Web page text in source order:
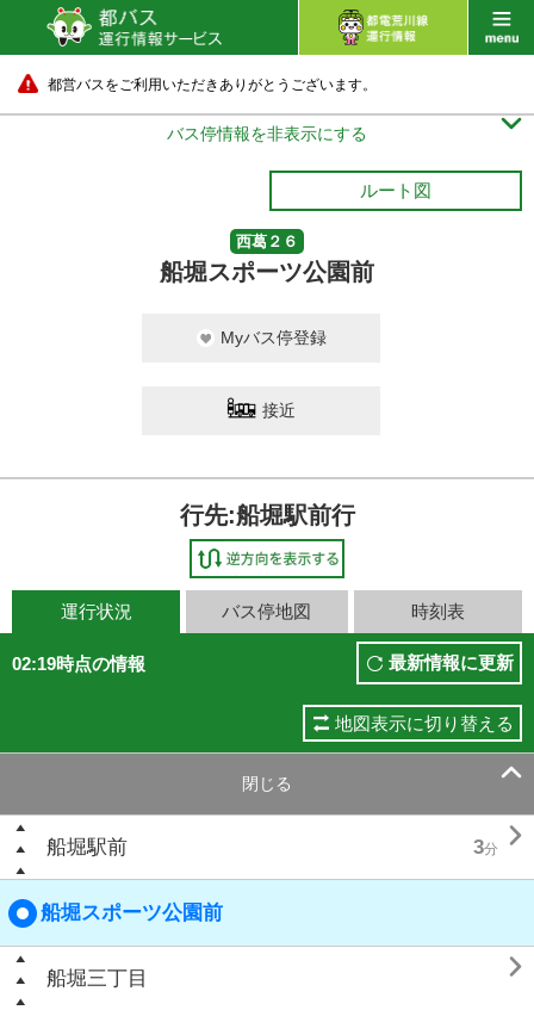
都営バスをご利用いただきありがとうございます。
バス停情報を非表示にする 
ルート図
西葛２６
船堀スポーツ公園前
Myバス停登録
接近
行先:船堀駅前行
運行状況 バス停地図 時刻表
02:19時点の情報 最新情報に更新
地図表示に切り替える
閉じる 
船堀駅前 3分 
船堀スポーツ公園前
船堀三丁目 